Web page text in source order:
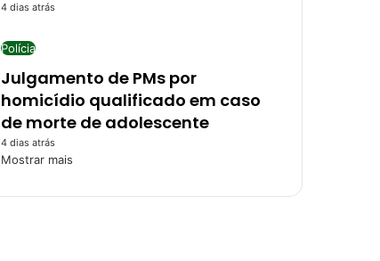
4 dias atrás
Polícia
Julgamento de PMs por
homicídio qualificado em caso
de morte de adolescente
4 dias atrás
Mostrar mais